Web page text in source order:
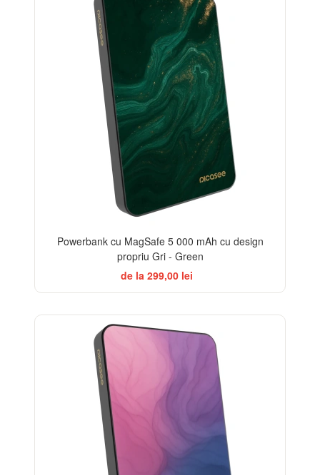
Powerbank cu MagSafe 5 000 mAh cu design
propriu Gri - Green
de la 299,00 lei